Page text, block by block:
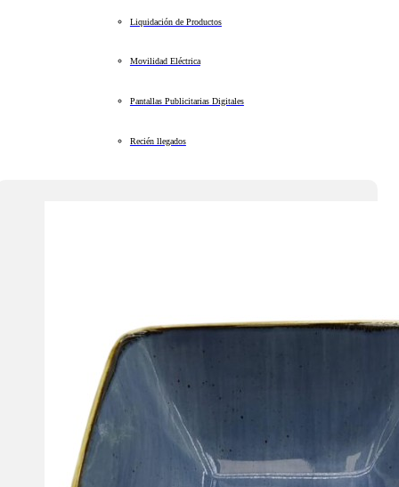
Liquidación de Productos
Movilidad Eléctrica
Pantallas Publicitarias Digitales
Recién llegados